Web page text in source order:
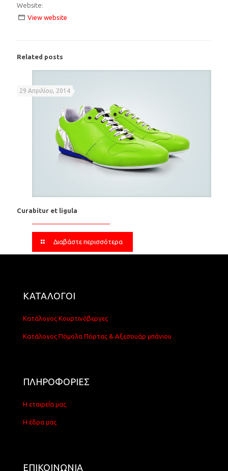
Website:
View website
Related posts
29 Απριλίου, 2014
Curabitur et ligula
Διαβάστε περισσότερα
ΚΑΤΑΛΟΓΟΙ
Κατάλογος Κουρτινόβεργες
Κατάλογος Πόμολα Πόρτας & Αξεσουάρ μπάνιου
ΠΛΗΡΟΦΟΡΙΕΣ
Η εταιρεία μας
Η έδρα μας
ΕΠΙΚΟΙΝΩΝΙΑ